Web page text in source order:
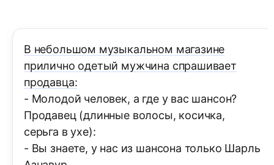
В небольшом музыкальном магазине
прилично одетый мужчина спрашивает
продавца:
- Молодой человек, а где у вас шансон?
Продавец (длинные волосы, косичка,
серьга в ухе):
- Вы знаете, у нас из шансона только Шарль